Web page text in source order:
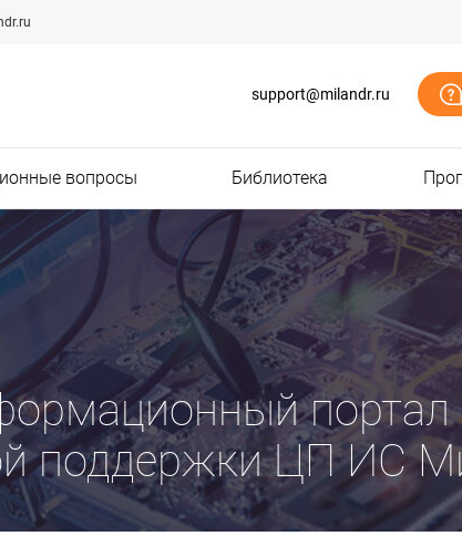
support@milandr.ru
вопросы Библиотека
портал
поддержки ЦП ИС